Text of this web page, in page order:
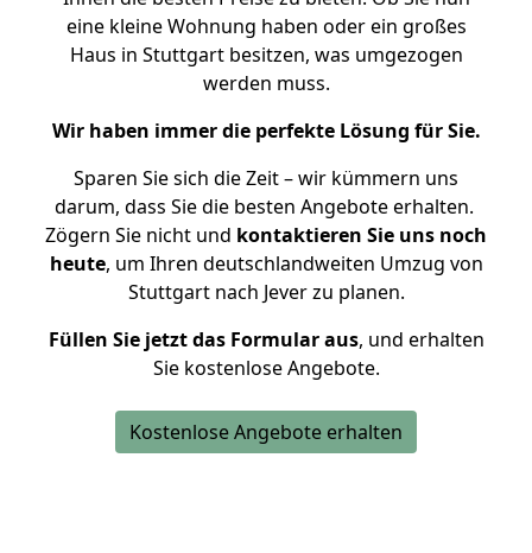
eine kleine Wohnung haben oder ein großes
Haus in Stuttgart besitzen, was umgezogen
werden muss.
Wir haben immer die perfekte Lösung für Sie.
Sparen Sie sich die Zeit – wir kümmern uns
darum, dass Sie die besten Angebote erhalten.
Zögern Sie nicht und kontaktieren Sie uns noch
heute, um Ihren deutschlandweiten Umzug von
Stuttgart nach Jever zu planen.
Füllen Sie jetzt das Formular aus, und erhalten
Sie kostenlose Angebote.
Kostenlose Angebote erhalten